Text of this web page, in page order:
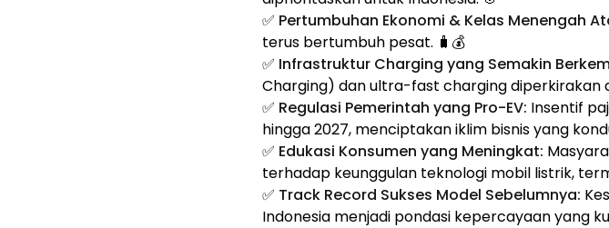
✅ Pertumbuhan Ekonomi & Kelas Menengah
terus bertumbuh pesat. 🧳💰
✅ Infrastruktur Charging yang Semakin
Charging) dan ultra-fast charging diperkirakan
✅ Regulasi Pemerintah yang Pro-EV: Insentif
hingga 2027, menciptakan iklim bisnis yang
✅ Edukasi Konsumen yang Meningkat:
terhadap keunggulan teknologi mobil listrik,
✅ Track Record Sukses Model Sebelumnya:
Indonesia menjadi pondasi kepercayaan yang